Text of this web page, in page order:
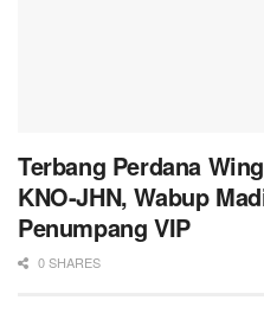
Terbang Perdana
KNO-JHN, Wabup
Penumpang VIP
0 SHARES